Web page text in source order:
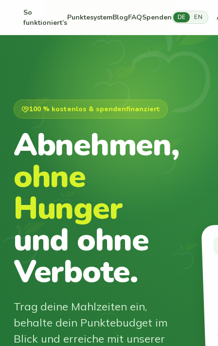
So
funktioniert’s
PunktesystemBlogFAQSpenden DE EN
100 % kostenlos & spendenfinanziert
Abnehmen,
ohne
Hunger
und ohne
Verbote.
Trag deine Mahlzeiten ein,
behalte dein Punktebudget im
Blick und erreiche mit unserer